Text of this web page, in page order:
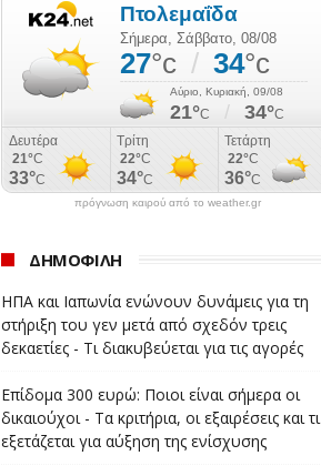
πρόγνωση καιρού από το weather.gr
ΔΗΜΟΦΙΛΗ
ΗΠΑ και Ιαπωνία ενώνουν δυνάμεις για τη
στήριξη του γεν μετά από σχεδόν τρεις
δεκαετίες - Τι διακυβεύεται για τις αγορές
Επίδομα 300 ευρώ: Ποιοι είναι σήμερα οι
δικαιούχοι - Τα κριτήρια, οι εξαιρέσεις και τι
εξετάζεται για αύξηση της ενίσχυσης